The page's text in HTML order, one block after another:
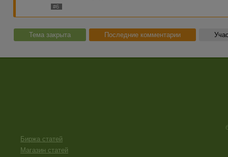
#6
Тема закрыта Последние комментарии
Биржа статей
Магазин статей